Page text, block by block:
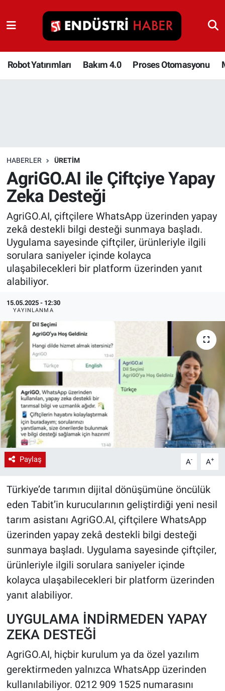
Robot Yatırımları Bakım 4.0 Proses Otomasyonu
HABERLER ÜRETIM
AgriGO.AI ile Çiftçiye Yapay
Zeka Desteği
AgriGO.AI, çiftçilere WhatsApp üzerinden yapay
zekâ destekli bilgi desteği sunmaya başladı.
Uygulama sayesinde çiftçiler, ürünleriyle ilgili
sorulara saniyeler içinde kolayca
ulaşabilecekleri bir platform üzerinden yanıt
alabiliyor.
15.05.2025 - 12:30
YAYINLANMA
Paylaş A- A+
Türkiye’de tarımın dijital dönüşümüne öncülük
eden Tabit’in kurucularının geliştirdiği yeni nesil
tarım asistanı AgriGO.AI, çiftçilere WhatsApp
üzerinden yapay zekâ destekli bilgi desteği
sunmaya başladı. Uygulama sayesinde çiftçiler,
ürünleriyle ilgili sorulara saniyeler içinde
kolayca ulaşabilecekleri bir platform üzerinden
yanıt alabiliyor.
UYGULAMA İNDİRMEDEN YAPAY
ZEKA DESTEĞİ
AgriGO.AI, hiçbir kurulum ya da özel yazılım
gerektirmeden yalnızca WhatsApp üzerinden
kullanılabiliyor. 0212 909 1525 numarasını
Robot Yatırımları
Bakım 4.0
İnşaat ve Malzeme
HaberOrtak
EndüstriST
Enerjisini Üreten Fabrikalar
Ağır Sanayi Çözümleri